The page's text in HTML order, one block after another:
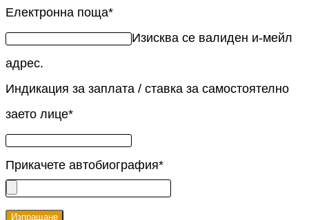
Електронна поща*
Изисква се валиден и-мейл
адрес.
Индикация за заплата / ставка за самостоятелно
заето лице*
Прикачете автобиография*
Изпращане